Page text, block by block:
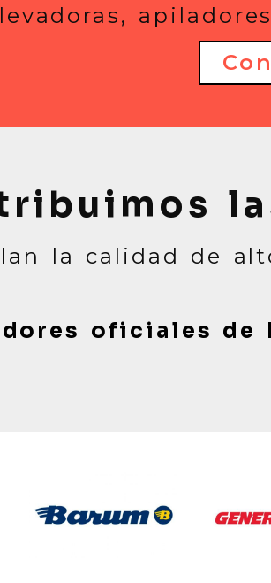
la calidad de
oficiales de